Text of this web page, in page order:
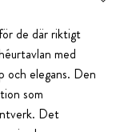
de där riktigt
med
och elegans. Den
som
Det